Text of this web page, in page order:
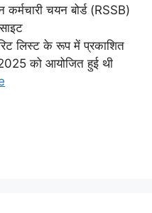
चयन बोर्ड (RSSB)
लिस्ट के रूप में प्रकाशित
2025 को आयोजित हुई थी